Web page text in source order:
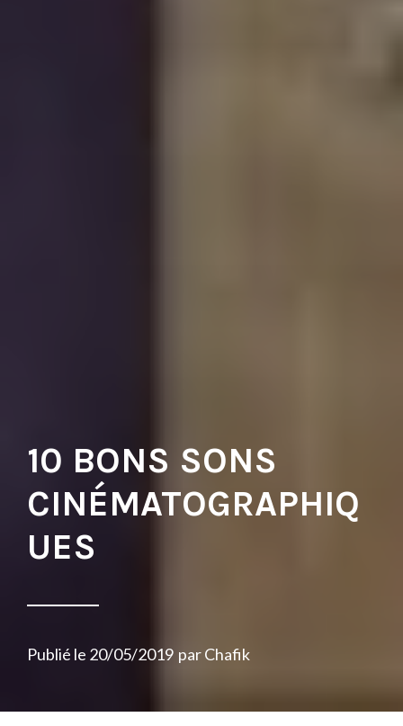
10 BONS SONS
CINÉMATOGRAPHIQ
UES
Publié le 20/05/2019 parChafik